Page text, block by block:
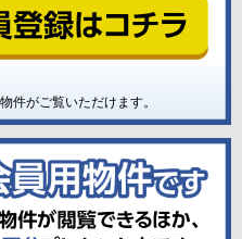
件がご覧いただけます。